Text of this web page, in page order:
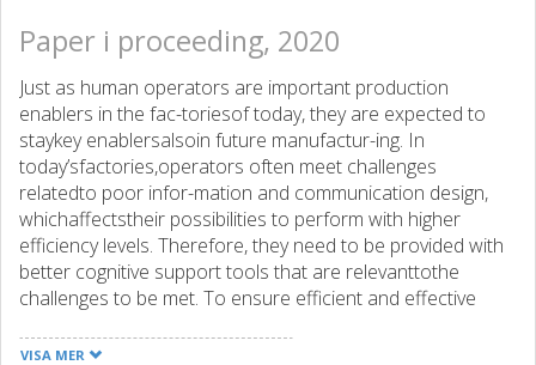
Paper i proceeding, 2020
Just as human operators are important production
enablers in the fac-toriesof today, they are expected to
staykey enablersalsoin future manufactur-ing. In
today’sfactories,operators often meet challenges
relatedto poor infor-mation and communication design,
whichaffectstheir possibilities to perform with higher
efficiency levels. Therefore, they need to be provided with
better cognitive support tools that are relevanttothe
challenges to be met. To ensure efficient and effective
port needs to be adequate for the new tasks arising from
VISA MER